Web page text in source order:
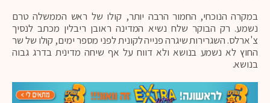
במקרה הנוכחי, החמור הרבה יותר, קולו של ראש הממשלה טרם
נשמע. רק הבוקר שלח נשיא המדינה ראובן ריבלין מכתב לנסיך
צ'ארלס. השגרירות שיגרה פנייה לקונית לפני מספר ימים, קולו של שר
החוץ לא נשמע בנושא ולא דווח על אף שיחה מדינית בדרג גבוה
בנושא.